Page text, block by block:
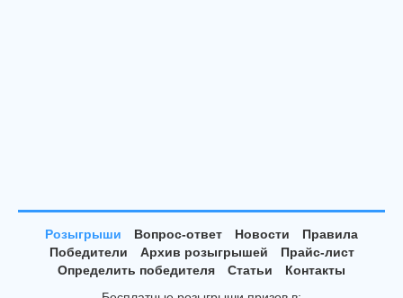
Розыгрыши Вопрос-ответ Новости
Правила
Победители
Архив розыгрышей
Прайс-лист
Определить победителя
Статьи
Контакты